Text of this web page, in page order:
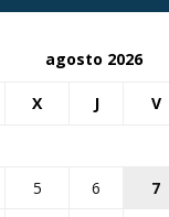
agosto 2026
X J V
5 6 7